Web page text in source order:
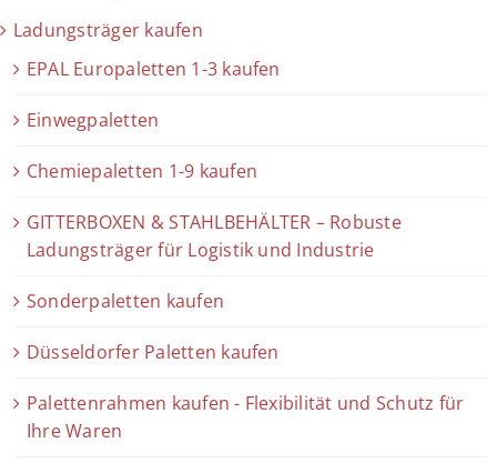
Ladungsträger kaufen
EPAL Europaletten 1-3 kaufen
Einwegpaletten
Chemiepaletten 1-9 kaufen
GITTERBOXEN & STAHLBEHÄLTER – Robuste
Ladungsträger für Logistik und Industrie
Sonderpaletten kaufen
Düsseldorfer Paletten kaufen
Palettenrahmen kaufen - Flexibilität und Schutz für
Ihre Waren